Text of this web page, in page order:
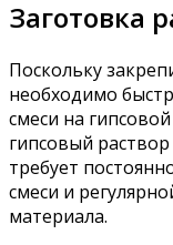
Заготовка
Поскольку
необходимо
смеси на
гипсовый
требует
смеси и
материала.